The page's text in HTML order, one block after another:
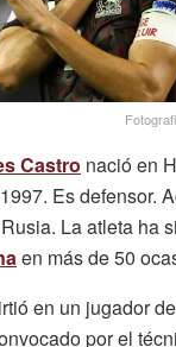
Castro nació en
Es defensor.
La atleta ha
en más de 50
en un jugador
por el